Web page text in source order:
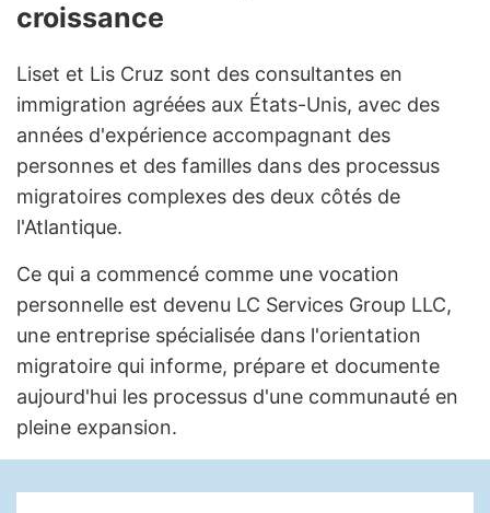
croissance
Liset et Lis Cruz sont des consultantes en
immigration agréées aux États-Unis, avec des
années d'expérience accompagnant des
personnes et des familles dans des processus
migratoires complexes des deux côtés de
l'Atlantique.
Ce qui a commencé comme une vocation
personnelle est devenu LC Services Group LLC,
une entreprise spécialisée dans l'orientation
migratoire qui informe, prépare et documente
aujourd'hui les processus d'une communauté en
pleine expansion.